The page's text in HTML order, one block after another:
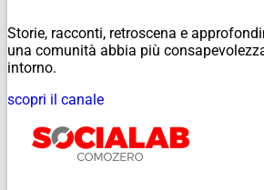
Storie, racconti, retroscena e
una comunità abbia più
intorno.
scopri il canale